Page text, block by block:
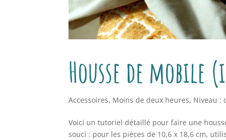
Housse de mobile
Accessoires, Moins de deux heures, Niveau :
Voici un tutoriel détaillé pour faire une
souci : pour les pièces de 10,6 x 18,6 cm,